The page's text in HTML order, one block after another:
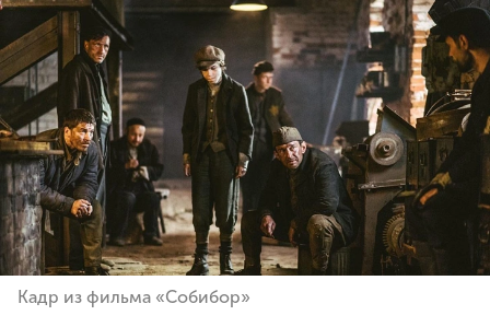
Кадр из фильма «Cобибор»